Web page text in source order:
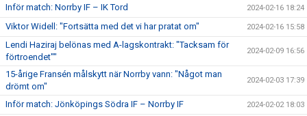
Inför match: Norrby IF – IK Tord 2024-02-16 18:24
Viktor Widell: "Fortsätta med det vi har pratat om" 2024-02-16 15:58
Lendi Haziraj belönas med A-lagskontrakt: "Tacksam för
förtroendet""
2024-02-09 16:56
15-årige Fransén målskytt när Norrby vann: "Något man
drömt om"
2024-02-03 17:39
Inför match: Jönköpings Södra IF – Norrby IF 2024-02-02 18:03